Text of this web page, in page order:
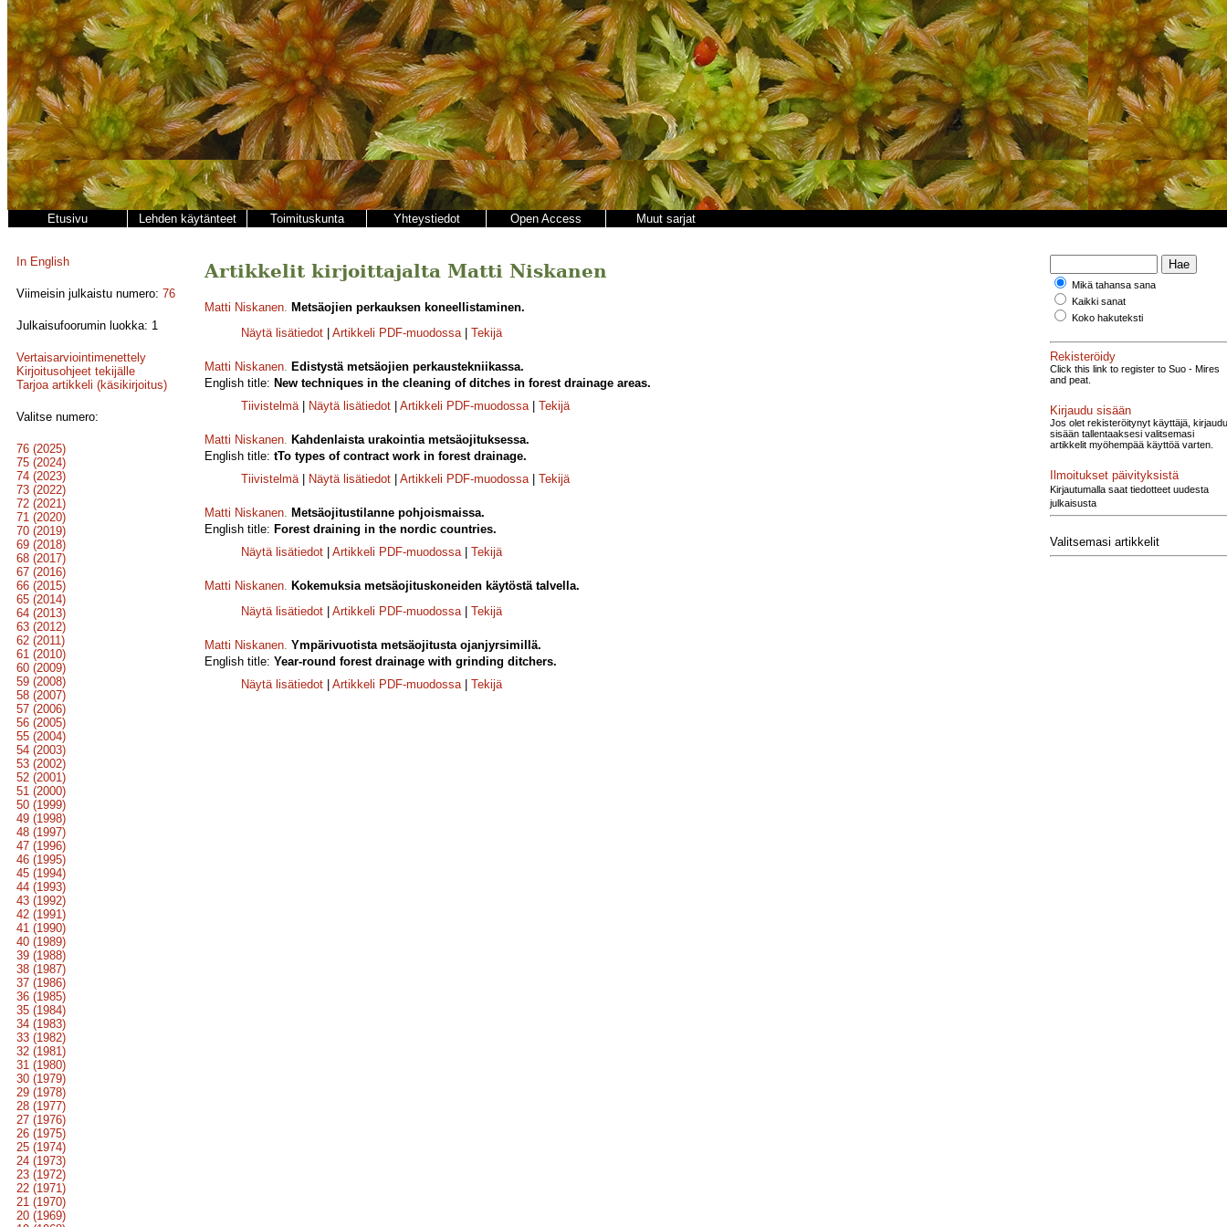
Etusivu Lehden käytänteet Toimituskunta Yhteystiedot Open Access Muut sarjat
In English
Viimeisin julkaistu numero: 76
Julkaisufoorumin luokka: 1
Vertaisarviointimenettely
Kirjoitusohjeet tekijälle
Tarjoa artikkeli (käsikirjoitus)
Valitse numero:
76 (2025)
75 (2024)
74 (2023)
73 (2022)
72 (2021)
71 (2020)
70 (2019)
69 (2018)
68 (2017)
67 (2016)
66 (2015)
65 (2014)
64 (2013)
63 (2012)
62 (2011)
61 (2010)
60 (2009)
59 (2008)
58 (2007)
57 (2006)
56 (2005)
55 (2004)
54 (2003)
53 (2002)
52 (2001)
51 (2000)
50 (1999)
49 (1998)
48 (1997)
47 (1996)
46 (1995)
45 (1994)
44 (1993)
43 (1992)
42 (1991)
41 (1990)
40 (1989)
39 (1988)
38 (1987)
37 (1986)
36 (1985)
35 (1984)
34 (1983)
33 (1982)
32 (1981)
31 (1980)
30 (1979)
29 (1978)
28 (1977)
27 (1976)
26 (1975)
25 (1974)
24 (1973)
23 (1972)
22 (1971)
21 (1970)
20 (1969)
Artikkelit kirjoittajalta Matti Niskanen
Matti Niskanen. Metsäojien perkauksen koneellistaminen.
Näytä lisätiedot
Artikkeli PDF-muodossa| Tekijä
Matti Niskanen. Edistystä metsäojien perkaustekniikassa.
English title: New techniques in the cleaning of ditches in forest drainage areas.
Tiivistelmä| Näytä lisätiedot Artikkeli PDF-muodossa| Tekijä
Matti Niskanen. Kahdenlaista urakointia metsäojituksessa.
English title: tTo types of contract work in forest drainage.
Tiivistelmä| Näytä lisätiedot Artikkeli PDF-muodossa| Tekijä
Matti Niskanen. Metsäojitustilanne pohjoismaissa.
English title: Forest draining in the nordic countries.
Näytä lisätiedot
Artikkeli PDF-muodossa| Tekijä
Matti Niskanen. Kokemuksia metsäojituskoneiden käytöstä talvella.
Näytä lisätiedot
Artikkeli PDF-muodossa| Tekijä
Matti Niskanen. Ympärivuotista metsäojitusta ojanjyrsimillä.
English title: Year-round forest drainage with grinding ditchers.
Näytä lisätiedot
Artikkeli PDF-muodossa| Tekijä
Mikä tahansa sana
Kaikki sanat
Koko hakuteksti
Rekisteröidy
Click this link to register to Suo - Mires
and peat.
Kirjaudu sisään
Jos olet rekisteröitynyt käyttäjä, kirjaudu
sisään tallentaaksesi valitsemasi
artikkelit myöhempää käyttöä varten.
Ilmoitukset päivityksistä
Kirjautumalla saat tiedotteet uudesta
julkaisusta
Valitsemasi artikkelit